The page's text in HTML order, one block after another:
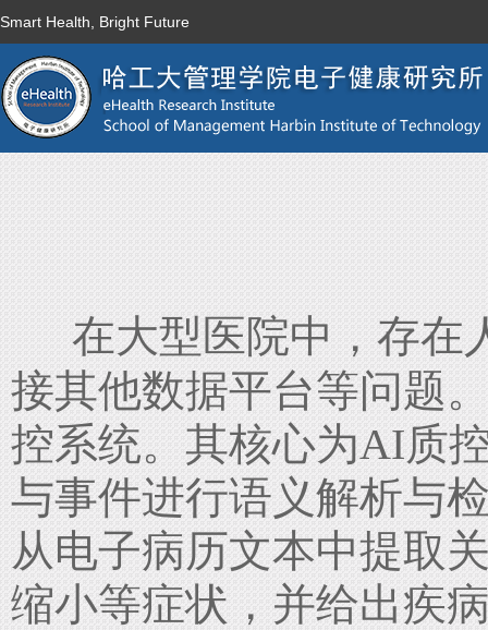
Smart Health, Bright Future
在大型医院中，存在
接其他数据平台等问题
控系统。其核心为AI质
与事件进行语义解析与
从电子病历文本中提取
缩小等症状，并给出疾